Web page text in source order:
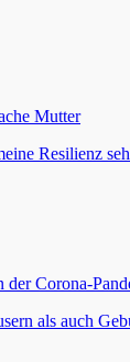
Mutter
Resilienz
Corona-
als auch